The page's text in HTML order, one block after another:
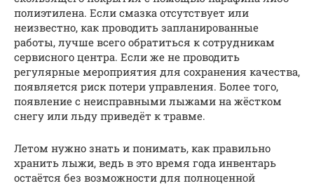
полиэтилена. Если смазка отсутствует или
неизвестно, как проводить запланированные
работы, лучше всего обратиться к сотрудникам
сервисного центра. Если же не проводить
регулярные мероприятия для сохранения качества,
появляется риск потери управления. Более того,
появление с неисправными лыжами на жёстком
снегу или льду приведёт к травме.
Летом нужно знать и понимать, как правильно
хранить лыжи, ведь в это время года инвентарь
остаётся без возможности для полноценной